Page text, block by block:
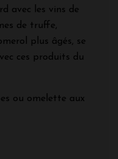
avec les vins de
de truffe,
plus âgés, se
ces produits du
ou omelette aux